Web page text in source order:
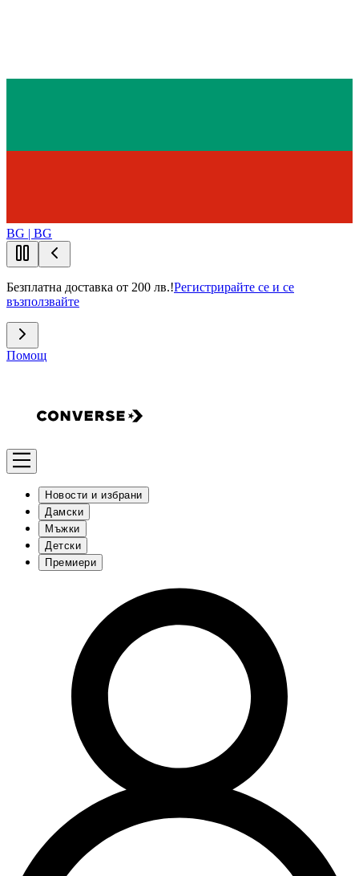
BG | BG
Безплатна доставка от 200 лв.!Регистрирайте се и се
възползвайте
Помощ
Новости и избрани
Дамски
Мъжки
Детски
Премиери